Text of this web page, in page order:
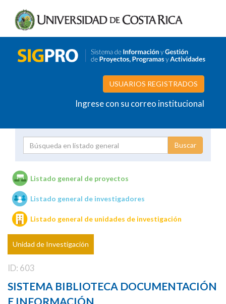
USUARIOS REGISTRADOS
Ingrese con su correo institucional
Unidades de investigación
Listado general de proyectos
Listado general de investigadores
Listado general de unidades de investigación
Unidad de Investigación
ID: 603
SISTEMA BIBLIOTECA DOCUMENTACIÓN
E INFORMACIÓN